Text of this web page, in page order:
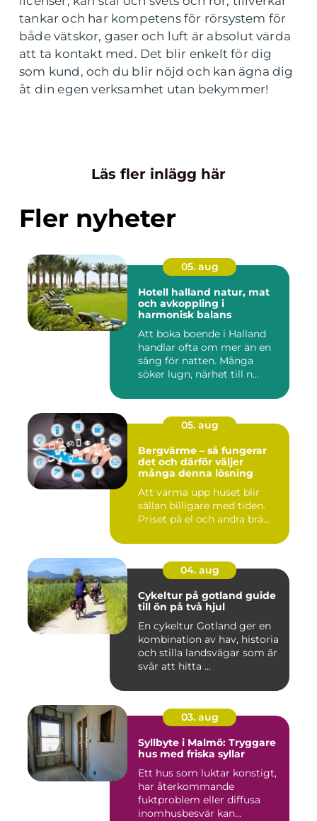
tankar och har kompetens för rörsystem för
både vätskor, gaser och luft är absolut värda
att ta kontakt med. Det blir enkelt för dig
som kund, och du blir nöjd och kan ägna dig
åt din egen verksamhet utan bekymmer!
Läs fler inlägg här
Fler nyheter
05. aug
Hotell halland natur, mat
och avkoppling i
harmonisk balans
Att boka boende i Halland
handlar ofta om mer än en
säng för natten. Många
söker lugn, närhet till n...
05. aug
Bergvärme – så fungerar
det och därför väljer
många denna lösning
Att värma upp huset blir
sällan billigare med tiden.
Priset på el och andra brä...
04. aug
Cykeltur på gotland guide
till ön på två hjul
En cykeltur Gotland ger en
kombination av hav, historia
och stilla landsvägar som är
svår att hitta ...
03. aug
Syllbyte i Malmö: Tryggare
hus med friska syllar
Ett hus som luktar konstigt,
har återkommande
fuktproblem eller diffusa
inomhusbesvär kan...